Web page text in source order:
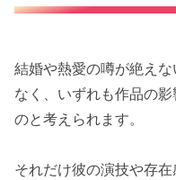
結婚や熱愛の噂が絶え
なく、いずれも作品の
のと考えられます。
それだけ彼の演技や存